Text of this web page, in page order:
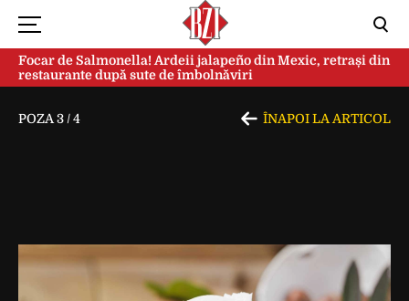
Focar de Salmonella! Ardeii jalapeño din Mexic, retrași din
restaurante după sute de îmbolnăviri
POZA 3 /4 ÎNAPOI LA ARTICOL